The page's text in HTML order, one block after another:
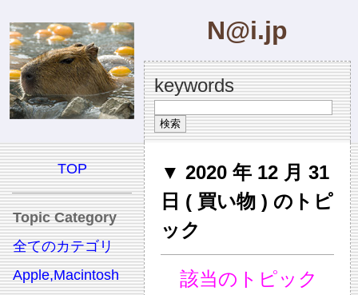
N@i.jp
keywords
TOP
Topic Category
全てのカテゴリ
Apple,Macintosh
▼ 2020 年 12 月 31
日 ( 買い物 ) のトピ
ック
該当のトピック